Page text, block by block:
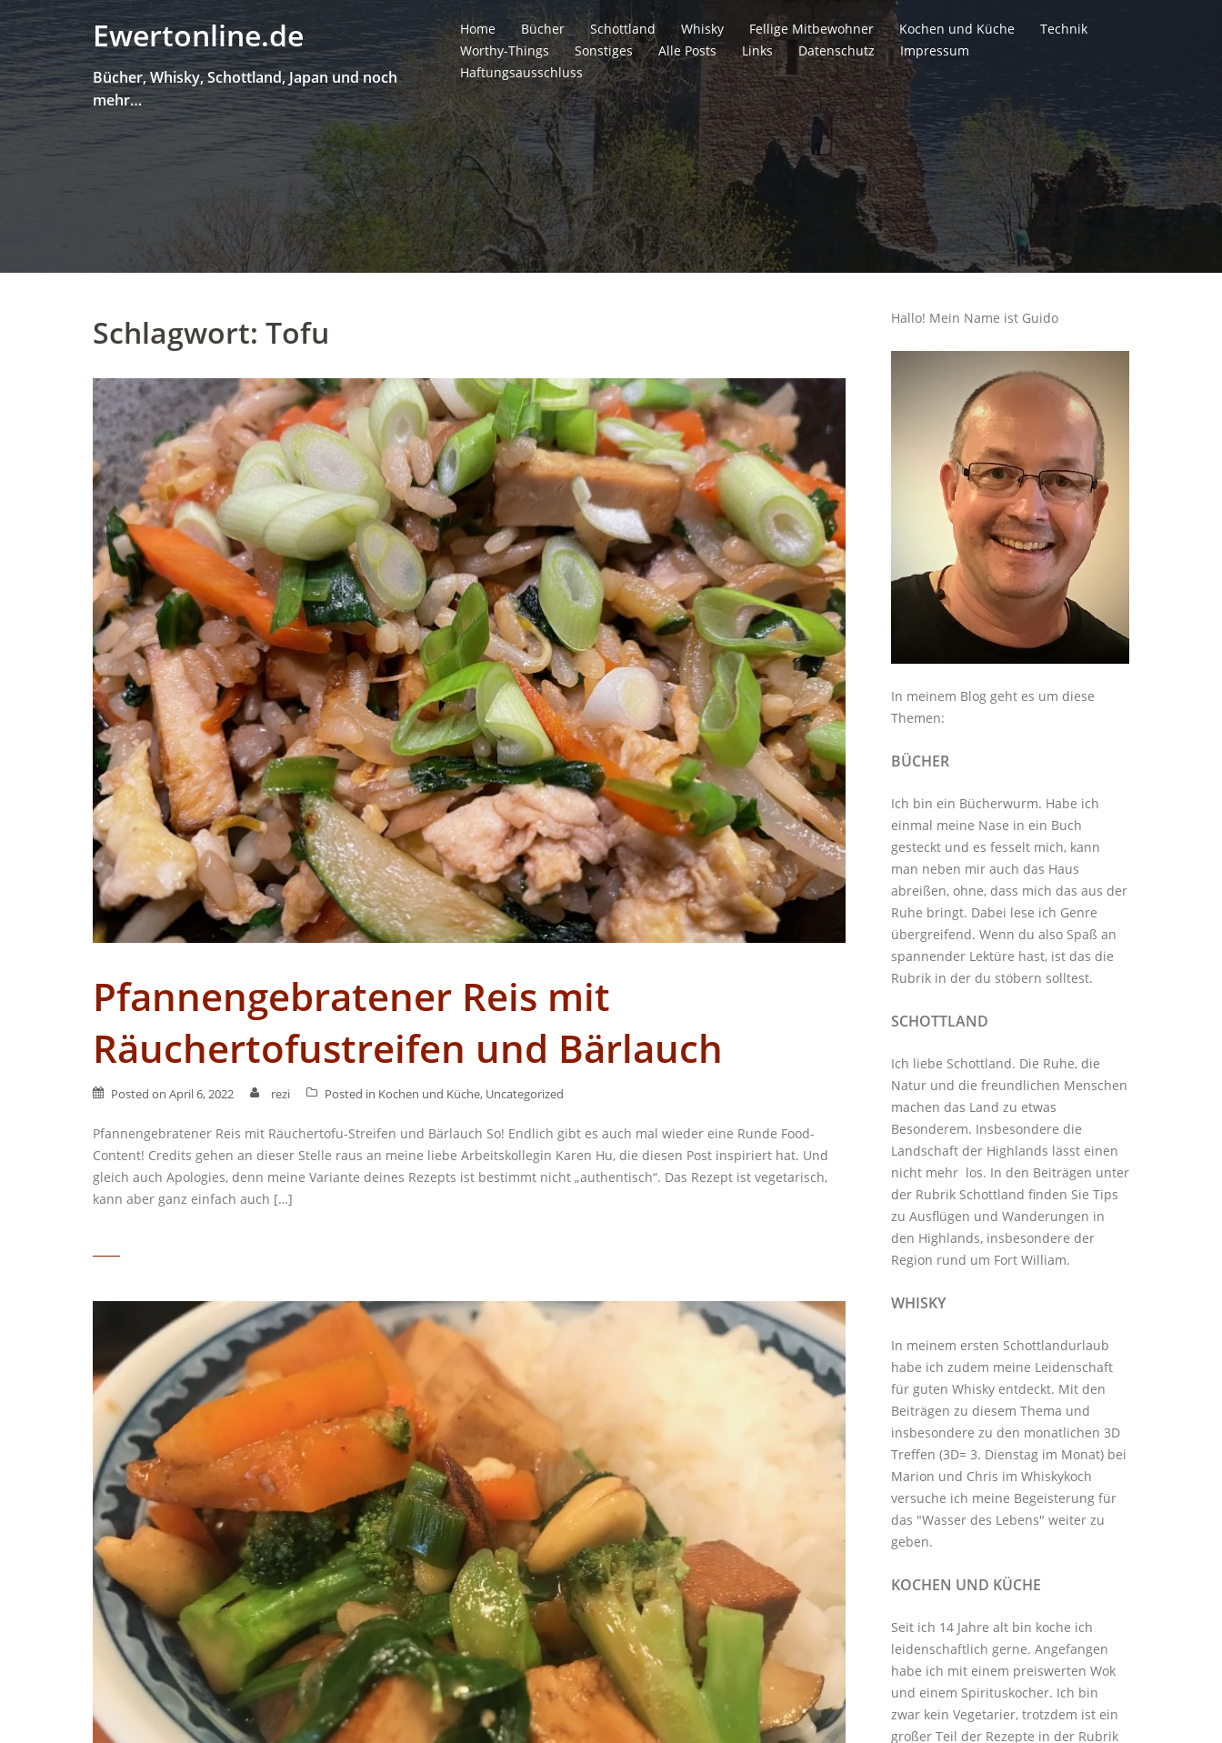
Skip
content
Ewertonline.de
Bücher, Whisky, Schottland, Japan und noch
mehr…
Home Bücher Schottland Whisky Fellige Mitbewohner Kochen und Küche
Technik
Worthy-Things
Sonstiges Alle Posts Links Datenschutz
Impressum
Haftungsausschluss
Schlagwort: Tofu
Pfannengebratener Reis mit
Räuchertofustreifen und Bärlauch
Posted on April 6, 2022 rezi Posted in Kochen und Küche, Uncategorized
Pfannengebratener Reis mit Räuchertofu-Streifen und Bärlauch So! Endlich gibt es auch mal wieder eine Runde Food-
Content! Credits gehen an dieser Stelle raus an meine liebe Arbeitskollegin Karen Hu, die diesen Post inspiriert hat. Und
gleich auch Apologies, denn meine Variante deines Rezepts ist bestimmt nicht „authentisch“. Das Rezept ist vegetarisch,
kann aber ganz einfach auch […]
Hallo! Mein Name ist Guido
In meinem Blog geht es um diese
Themen:
BÜCHER
Ich bin ein Bücherwurm. Habe ich
einmal meine Nase in ein Buch
gesteckt und es fesselt mich, kann
man neben mir auch das Haus
abreißen, ohne, dass mich das aus der
Ruhe bringt. Dabei lese ich Genre
übergreifend. Wenn du also Spaß an
spannender Lektüre hast, ist das die
Rubrik in der du stöbern solltest.
SCHOTTLAND
Ich liebe Schottland. Die Ruhe, die
Natur und die freundlichen Menschen
machen das Land zu etwas
Besonderem. Insbesondere die
Landschaft der Highlands lässt einen
nicht mehr los. In den Beiträgen unter
der Rubrik Schottland finden Sie Tips
zu Ausflügen und Wanderungen in
den Highlands, insbesondere der
Region rund um Fort William.
WHISKY
In meinem ersten Schottlandurlaub
habe ich zudem meine Leidenschaft
für guten Whisky entdeckt. Mit den
Beiträgen zu diesem Thema und
insbesondere zu den monatlichen 3D
Treffen (3D= 3. Dienstag im Monat) bei
Marion und Chris im Whiskykoch
versuche ich meine Begeisterung für
das "Wasser des Lebens" weiter zu
geben.
KOCHEN UND KÜCHE
Seit ich 14 Jahre alt bin koche ich
leidenschaftlich gerne. Angefangen
habe ich mit einem preiswerten Wok
und einem Spirituskocher. Ich bin
zwar kein Vegetarier, trotzdem ist ein
großer Teil der Rezepte in der Rubrik